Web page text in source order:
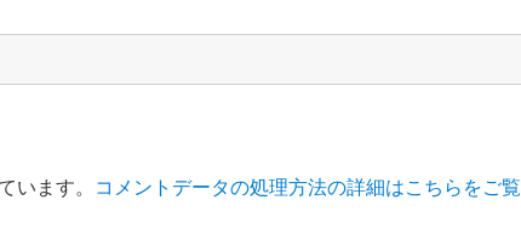
います。 コメントデータの処理方法の詳細はこちらをご覧